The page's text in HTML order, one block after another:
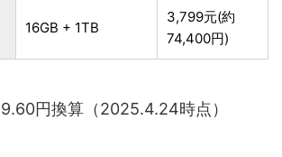
16GB + 1TB
3,799元(約
74,400円)
円換算（2025.4.24時点）